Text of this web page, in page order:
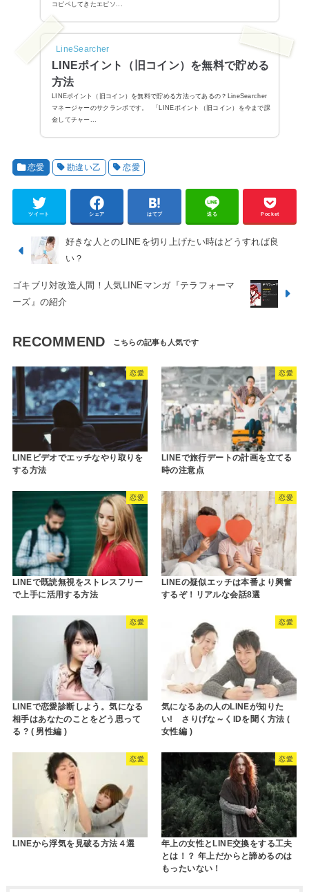
コピペしてきたエピソ...
LineSearcher
LINEポイント（旧コイン）を無料で貯める
方法
LINEポイント（旧コイン）を無料で貯める方法ってあるの？LineSearcher
マネージャーのサクランボです。 「LINEポイント（旧コイン）を今まで課
金してチャー...
恋愛 勘違い乙 恋愛
ツイート シェア はてブ 送る Pocket
好きな人とのLINEを切り上げたい時はどうすれば良
い？
ゴキブリ対改造人間！人気LINEマンガ『テラフォーマ
ーズ』の紹介
RECOMMEND
恋愛
LINEビデオでエッチなやり取りを
する方法
恋愛
LINEで旅行デートの計画を立てる
時の注意点
恋愛
LINEで既読無視をストレスフリー
で上手に活用する方法
恋愛
LINEの疑似エッチは本番より興奮
するぞ！リアルな会話8選
恋愛
LINEで恋愛診断しよう。気になる
相手はあなたのことをどう思って
る ? ( 男性編 )
恋愛
気になるあの人のLINEが知りた
い! さりげな～くIDを聞く方法 (
女性編 )
恋愛
LINEから浮気を見破る方法４選
恋愛
年上の女性とLINE交換をする工夫
とは！？ 年上だからと諦めるのは
もったいない！